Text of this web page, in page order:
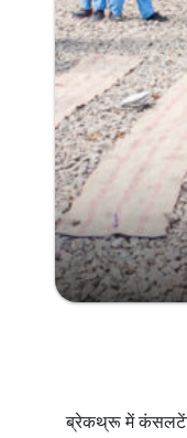
ब्रेकथ्रू में कंसलटेंट